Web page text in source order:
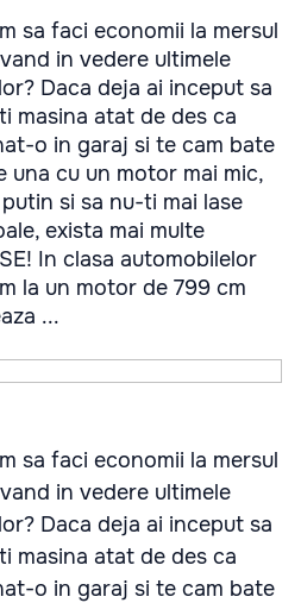
sa faci economii la mersul
in vedere ultimele
Daca deja ai inceput sa
masina atat de des ca
o in garaj si te cam bate
una cu un motor mai mic,
si sa nu-ti mai lase
exista mai multe
In clasa automobilelor
la un motor de 799 cm
...
sa faci economii la mersul
in vedere ultimele
Daca deja ai inceput sa
masina atat de des ca
o in garaj si te cam bate